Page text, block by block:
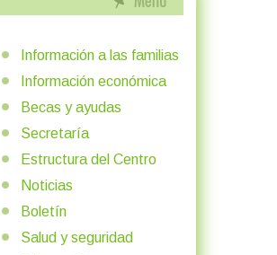
Información a las familias
Información económica
Becas y ayudas
Secretaría
Estructura del Centro
Noticias
Boletín
Salud y seguridad